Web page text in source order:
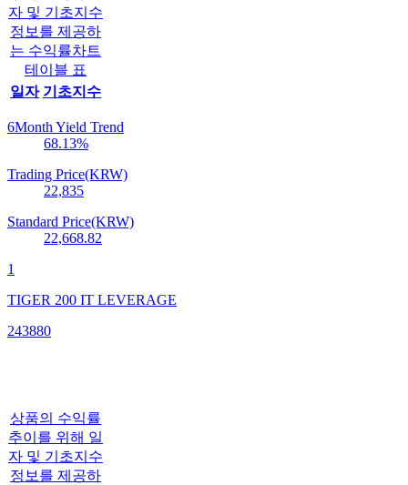
자 및 기초지수
정보를 제공하
는 수익률차트
테이블 표
일자 기초지수
6Month Yield Trend
68.13%
Trading Price(KRW)
22,835
Standard Price(KRW)
22,668.82
1
TIGER 200 IT LEVERAGE
243880
상품의 수익률
추이를 위해 일
자 및 기초지수
정보를 제공하